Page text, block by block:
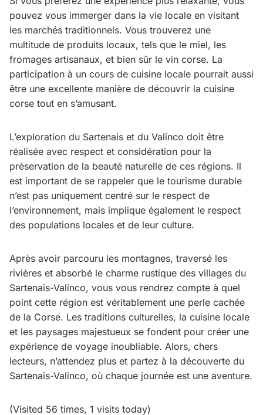
pouvez vous immerger dans la vie locale en visitant
les marchés traditionnels. Vous trouverez une
multitude de produits locaux, tels que le miel, les
fromages artisanaux, et bien sûr le vin corse. La
participation à un cours de cuisine locale pourrait aussi
être une excellente manière de découvrir la cuisine
corse tout en s’amusant.
L’exploration du Sartenais et du Valinco doit être
réalisée avec respect et considération pour la
préservation de la beauté naturelle de ces régions. Il
est important de se rappeler que le tourisme durable
n’est pas uniquement centré sur le respect de
l’environnement, mais implique également le respect
des populations locales et de leur culture.
Après avoir parcouru les montagnes, traversé les
rivières et absorbé le charme rustique des villages du
Sartenais-Valinco, vous vous rendrez compte à quel
point cette région est véritablement une perle cachée
de la Corse. Les traditions culturelles, la cuisine locale
et les paysages majestueux se fondent pour créer une
expérience de voyage inoubliable. Alors, chers
lecteurs, n’attendez plus et partez à la découverte du
Sartenais-Valinco, où chaque journée est une aventure.
(Visited 56 times, 1 visits today)